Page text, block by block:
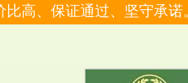
比高、保证通过、坚守承诺